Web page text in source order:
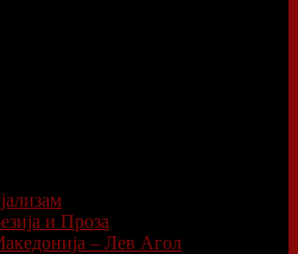
и Проза
– Лев Агол